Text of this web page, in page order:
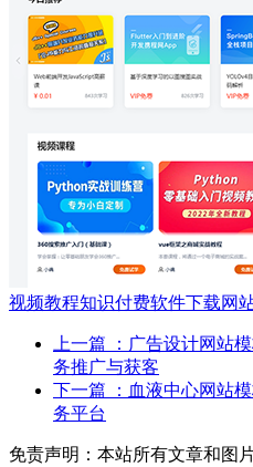
视频教程知识付费软件下载网
上一篇
：广告设计网站
务推广与获客
下一篇
：血液中心网站
务平台
免责声明：本站所有文章和图